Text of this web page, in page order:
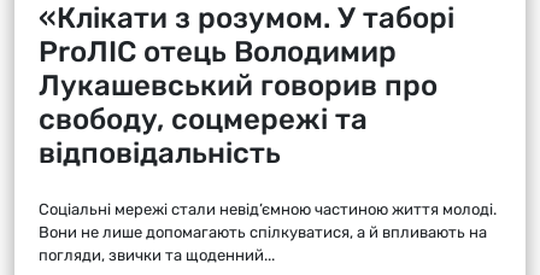
«Клікати з розумом. У таборі
ProЛІС отець Володимир
Лукашевський говорив про
свободу, соцмережі та
відповідальність
Соціальні мережі стали невід’ємною частиною життя молоді.
Вони не лише допомагають спілкуватися, а й впливають на
погляди, звички та щоденний...